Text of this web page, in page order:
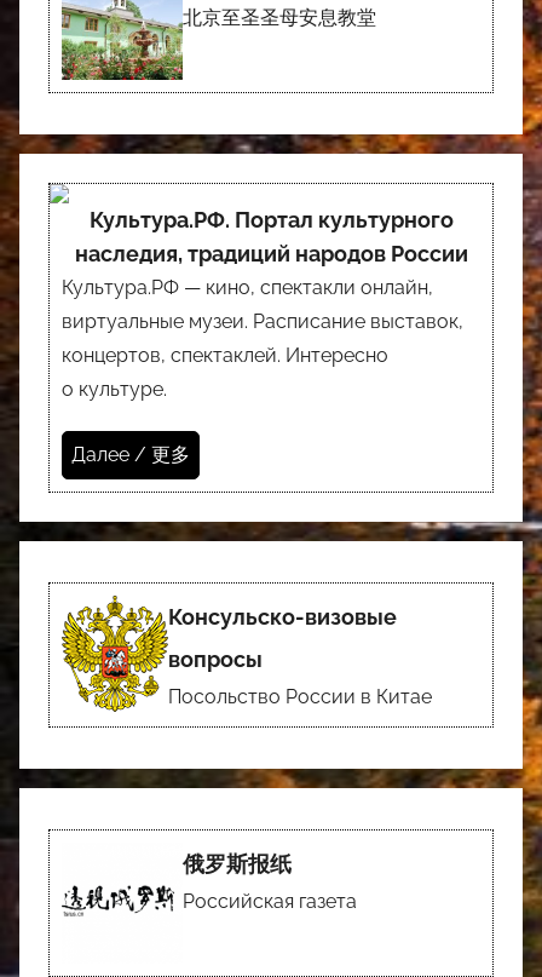
北京至圣圣母安息教堂
Культура.РФ. Портал культурного
наследия, традиций народов России
Культура.РФ — кино, спектакли онлайн,
виртуальные музеи. Расписание выставок,
концертов, спектаклей. Интересно
о культуре.
Далее / 更多
Консульско-визовые
вопросы
Посольство России в Китае
俄罗斯报纸
Российская газета